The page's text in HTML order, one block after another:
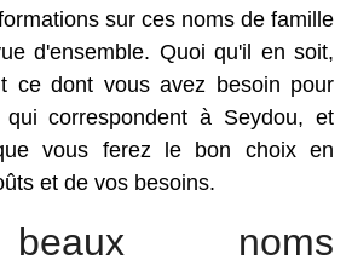
sur ces noms de famille
d'ensemble. Quoi qu'il en soit,
ce dont vous avez besoin pour
correspondent à Seydou, et
vous ferez le bon choix en
et de vos besoins.
noms